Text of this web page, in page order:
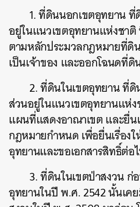
1. ที่ดินนอกเขตอุทยาน
อยู่ในแนวเขตอุทยานแห่งชา
ตามหลักประมวลกฎหมายที่ดิ
เป็นเจ้าของ และออกโฉนดที่ดิ
2. ที่ดินในเขตอุทยาน ที่
ส่วนอยู่ในแนวเขตอุทยานแห่
แผนที่แสดงอาณาเขต และยื่
กฎหมายกำหนด เพื่อยื่นเรื่อง
อุทยานและขอเอกสารสิทธิ์ต่อ
3. ที่ดินในเขตป่าสงวน ก่
อุทยานในปี พ.ศ. 2542 นั้นเค